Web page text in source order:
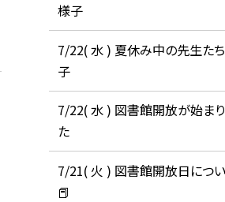
様子
7/22( 水 ) 夏休み中の先生た
子
7/22( 水 ) 図書館開放が始ま
た
7/21( 火 ) 図書館開放日につ
📕